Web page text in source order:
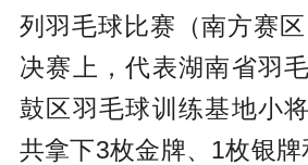
列羽毛球比赛（南方赛
决赛上，代表湖南省羽
鼓区羽毛球训练基地小
共拿下3枚金牌、1枚银